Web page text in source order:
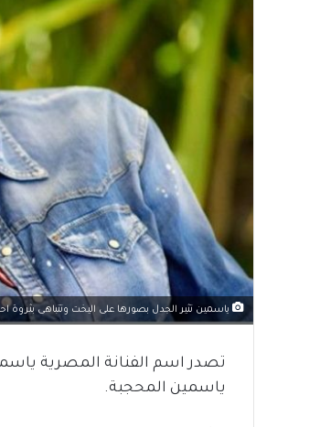
ياسمين تثير الجدل بصورها على اليخت وتتباهى بثروة
تصدر اسم الفنانة المصرية
ياسمين المحجبة.